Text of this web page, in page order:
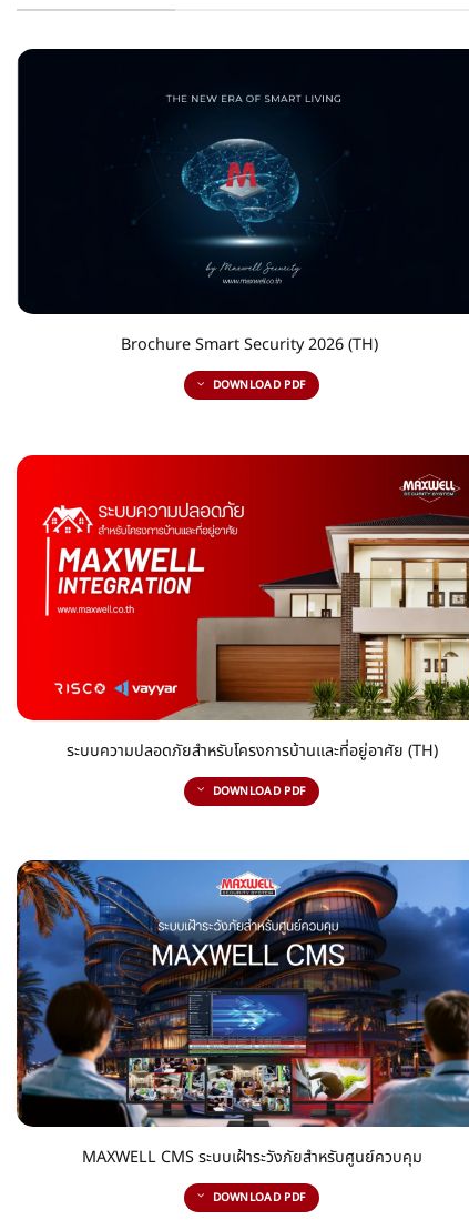
Brochure Smart Security 2026 (TH)
DOWNLOAD PDF
ระบบความปลอดภัยสำหรับโครงการบ้านและที่อยู่อาศัย (TH)
DOWNLOAD PDF
MAXWELL CMS ระบบเฝ้าระวังภัยสำหรับศูนย์ควบคุม
DOWNLOAD PDF